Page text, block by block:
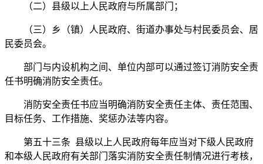
（二）县级以上人民政府与所属部门；
（三）乡（镇）人民政府、街道办事处与村民委员会、居
民委员会。
部门与内设机构之间、单位内部可以通过签订消防安全责
任书明确消防安全责任。
消防安全责任书应当明确消防安全责任主体、责任范围、
目标任务、工作措施、奖惩办法等内容。
第五十三条 县级以上人民政府每年应当对下级人民政府
和本级人民政府有关部门落实消防安全责任制情况进行考核，